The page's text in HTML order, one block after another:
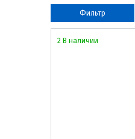
Фильтр
2 В наличии